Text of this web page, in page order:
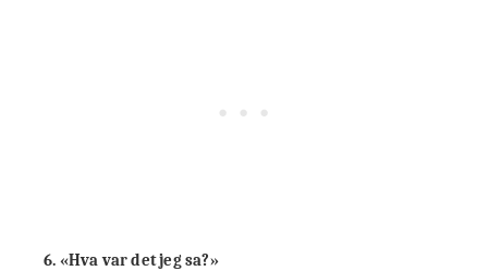
6. «Hva var det jeg sa?»